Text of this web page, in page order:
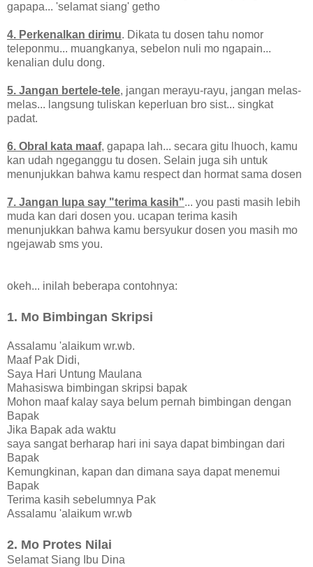
gapapa... 'selamat siang' getho
4. Perkenalkan dirimu. Dikata tu dosen tahu nomor
teleponmu... muangkanya, sebelon nuli mo ngapain...
kenalian dulu dong.
5. Jangan bertele-tele, jangan merayu-rayu, jangan melas-
melas... langsung tuliskan keperluan bro sist... singkat
padat.
6. Obral kata maaf, gapapa lah... secara gitu lhuoch, kamu
kan udah ngeganggu tu dosen. Selain juga sih untuk
menunjukkan bahwa kamu respect dan hormat sama dosen
7. Jangan lupa say "terima kasih"... you pasti masih lebih
muda kan dari dosen you. ucapan terima kasih
menunjukkan bahwa kamu bersyukur dosen you masih mo
ngejawab sms you.
okeh... inilah beberapa contohnya:
1. Mo Bimbingan Skripsi
Assalamu 'alaikum wr.wb.
Maaf Pak Didi,
Saya Hari Untung Maulana
Mahasiswa bimbingan skripsi bapak
Mohon maaf kalay saya belum pernah bimbingan dengan
Bapak
Jika Bapak ada waktu
saya sangat berharap hari ini saya dapat bimbingan dari
Bapak
Kemungkinan, kapan dan dimana saya dapat menemui
Bapak
Terima kasih sebelumnya Pak
Assalamu 'alaikum wr.wb
2. Mo Protes Nilai
Selamat Siang Ibu Dina